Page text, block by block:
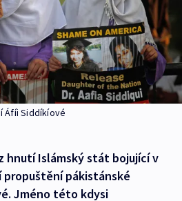
Áfíi Siddíkíové
hnutí Islámský stát bojující v
propuštění pákistánské
Jméno této kdysi